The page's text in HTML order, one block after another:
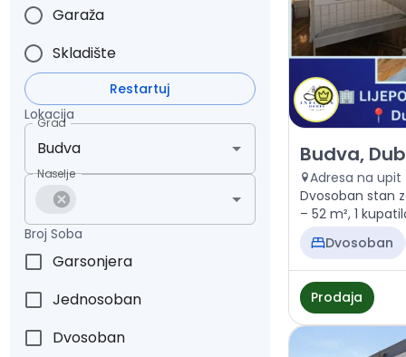
Garaža
Skladište
Restartuj
Lokacija
Grad
Naselje
Broj Soba
Garsonjera
Jednosoban
Dvosoban
Prodaja - Stan
Budva,
Adresa na upit
Dvosoban stan
– 52 m², 1
Dvosoban
Prodaja